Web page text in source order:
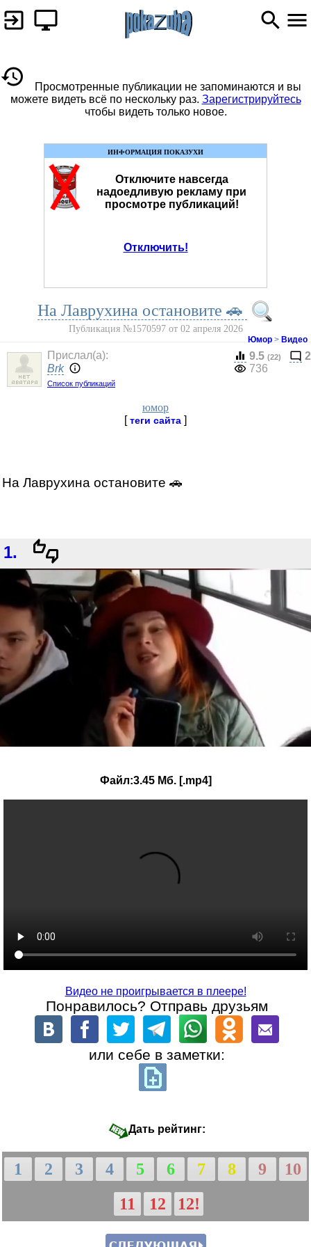
Просмотренные публикации не запоминаются и вы
можете видеть всё по нескольку раз. Зарегистрируйтесь
чтобы видеть только новое.
ИНФОРМАЦИЯ ПОКАЗУХИ
Отключите навсегда
надоедливую рекламу при
просмотре публикаций!
Отключить!
На Лаврухина остановите 🚗
Публикация №1570597 от 02 апреля 2026
Юмор > Видео
Прислал(a):
Brk
Список публикаций
9.5 (22)
2
736
юмор
[теги сайта ]
На Лаврухина остановите 🚗
1.
Файл:3.45 Мб. [.mp4]
Видео не проигрывается в плеере!
Понравилось? Отправь друзьям
или себе в заметки:
Дать рейтинг:
1 2 3 4 5 6 7 8 9
10
11
12 12!